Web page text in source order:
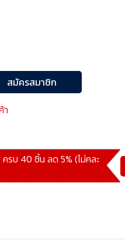
สมัครสมาชิก
า
รบ 40 ชิ้น ลด 5% (ไม่คละ